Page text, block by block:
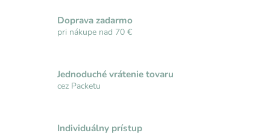
Doprava zadarmo
pri nákupe nad 70 €
Jednoduché vrátenie tovaru
cez Packetu
Individuálny prístup